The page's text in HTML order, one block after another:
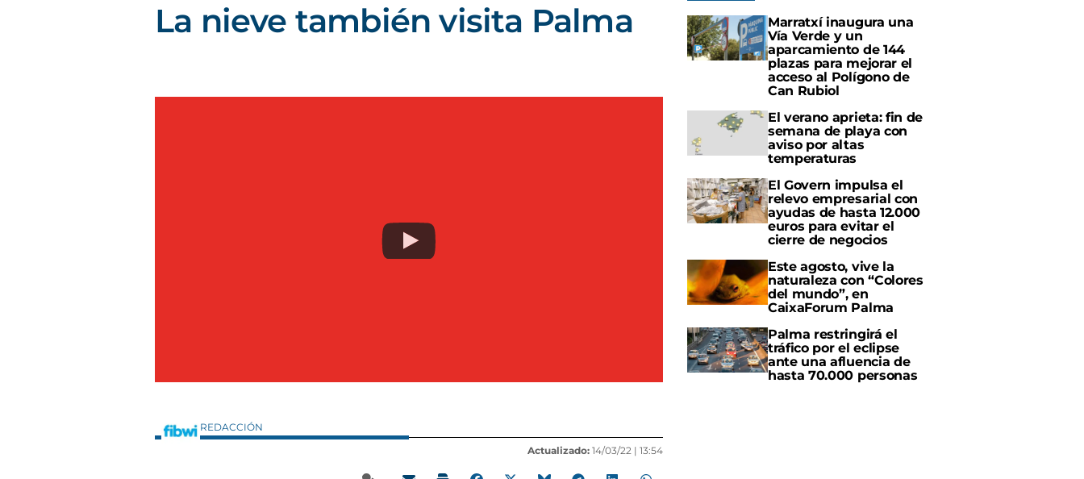
La nieve también visita Palma
REDACCIÓN
Actualizado: 14/03/22 | 13:54
Marratxí inaugura una
Vía Verde y un
aparcamiento de 144
plazas para mejorar el
acceso al Polígono de
Can Rubiol
El verano aprieta: fin de
semana de playa con
aviso por altas
temperaturas
El Govern impulsa el
relevo empresarial con
ayudas de hasta 12.000
euros para evitar el
cierre de negocios
Este agosto, vive la
naturaleza con “Colores
del mundo”, en
CaixaForum Palma
Palma restringirá el
tráfico por el eclipse
ante una afluencia de
hasta 70.000 personas